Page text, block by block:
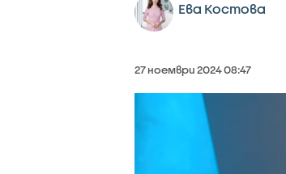
Ева Костова
27 ноември 2024 08:47